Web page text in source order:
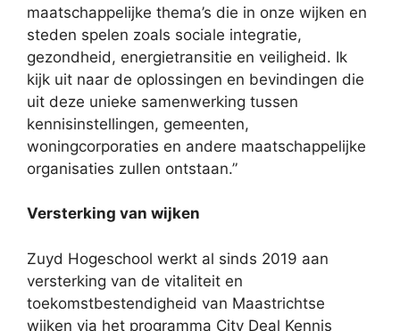
maatschappelijke thema’s die in onze wijken en
steden spelen zoals sociale integratie,
gezondheid, energietransitie en veiligheid. Ik
kijk uit naar de oplossingen en bevindingen die
uit deze unieke samenwerking tussen
kennisinstellingen, gemeenten,
woningcorporaties en andere maatschappelijke
organisaties zullen ontstaan.”
Versterking van wijken
Zuyd Hogeschool werkt al sinds 2019 aan
versterking van de vitaliteit en
toekomstbestendigheid van Maastrichtse
wijken via het programma City Deal Kennis